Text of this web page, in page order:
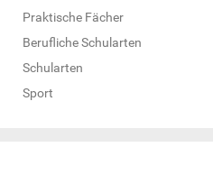
Praktische Fächer
Berufliche Schularten
Schularten
Sport